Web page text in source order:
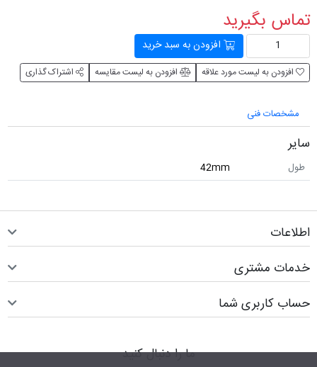
تماس بگیرید
افزودن به سبد خرید
افزودن به لیست مورد علاقه افزودن به لیست مقایسه اشتراک گذاری
مشخصات فنی
سایر
طول 42mm
اطلاعات
خدمات مشتری
حساب کاربری شما
ما را دنبال کنید